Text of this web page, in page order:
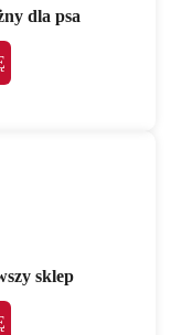
dla psa
sklep